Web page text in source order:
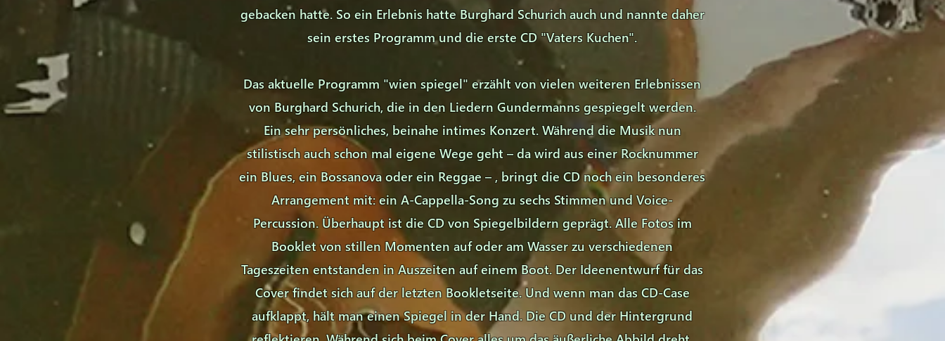
gebacken hatte. So ein Erlebnis hatte Burghard Schurich auch und nannte daher
sein erstes Programm und die erste CD "Vaters Kuchen".
Das aktuelle Programm "wien spiegel" erzählt von vielen weiteren Erlebnissen
von Burghard Schurich, die in den Liedern Gundermanns gespiegelt werden.
Ein sehr persönliches, beinahe intimes Konzert. Während die Musik nun
stilistisch auch schon mal eigene Wege geht – da wird aus einer Rocknummer
ein Blues, ein Bossanova oder ein Reggae – , bringt die CD noch ein besonderes
Arrangement mit: ein A-Cappella-Song zu sechs Stimmen und Voice-
Percussion. Überhaupt ist die CD von Spiegelbildern geprägt. Alle Fotos im
Booklet von stillen Momenten auf oder am Wasser zu verschiedenen
Tageszeiten entstanden in Auszeiten auf einem Boot. Der Ideenentwurf für das
Cover findet sich auf der letzten Bookletseite. Und wenn man das CD-Case
aufklappt, hält man einen Spiegel in der Hand. Die CD und der Hintergrund